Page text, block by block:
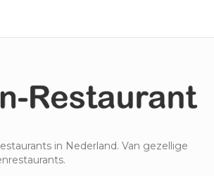
in Nederland. Van gezellige